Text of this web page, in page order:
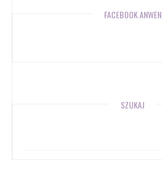
FACEBOOK ANWEN
SZUKAJ